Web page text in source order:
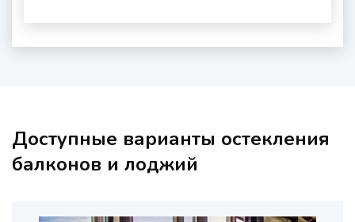
шумности
окном
Доступные варианты остекления
балконов и лоджий